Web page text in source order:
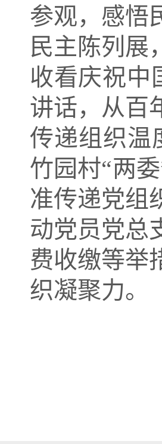
参观，感悟
民主陈列展
收看庆祝中
讲话，从百
传递组织温
竹园村“两
准传递党组
动党员党总
费收缴等举
织凝聚力。